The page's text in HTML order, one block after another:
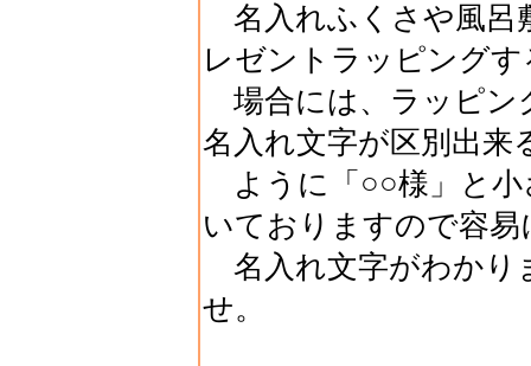
名入れふくさや風呂
レゼントラッピングす
場合には、ラッピン
名入れ文字が区別出来
ように「○○様」と小
いておりますので容易
名入れ文字がわかり
せ。